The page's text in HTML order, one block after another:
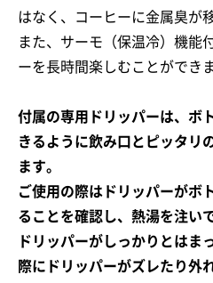
はなく、コーヒーに金属臭が
また、サーモ（保温冷）機能
ーを長時間楽しむことができ
付属の専用ドリッパーは、ボ
きるように飲み口とピッタリ
ます。
ご使用の際はドリッパーがボ
ることを確認し、熱湯を注い
ドリッパーがしっかりとはま
際にドリッパーがズレたり外